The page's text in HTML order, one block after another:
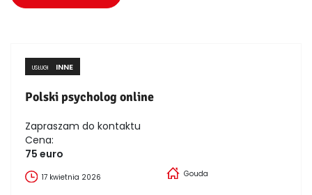
USŁUGI INNE
Polski psycholog online
Zapraszam do kontaktu
Cena:
75 euro
17 kwietnia 2026 Gouda